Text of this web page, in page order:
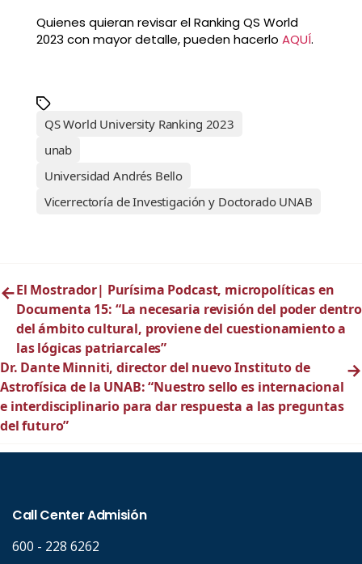
Quienes quieran revisar el Ranking QS World
2023 con mayor detalle, pueden hacerlo AQUÍ.
QS World University Ranking 2023
unab
Universidad Andrés Bello
Vicerrectoría de Investigación y Doctorado UNAB
←El Mostrador| Purísima Podcast, micropolíticas en
Documenta 15: “La necesaria revisión del poder dentro
del ámbito cultural, proviene del cuestionamiento a
las lógicas patriarcales”
Dr. Dante Minniti, director del nuevo Instituto de
Astrofísica de la UNAB: “Nuestro sello es internacional
e interdisciplinario para dar respuesta a las preguntas
del futuro”
→